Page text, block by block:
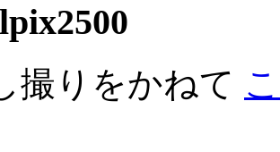
撮りをかねて